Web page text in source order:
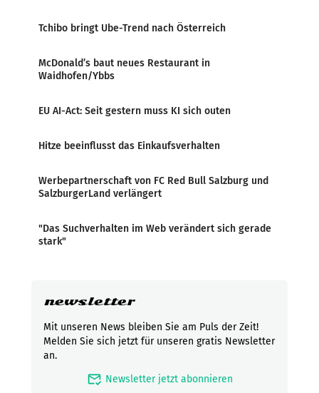
Tchibo bringt Ube-Trend nach Österreich
McDonald’s baut neues Restaurant in
Waidhofen/Ybbs
EU AI-Act: Seit gestern muss KI sich outen
Hitze beeinflusst das Einkaufsverhalten
Werbepartnerschaft von FC Red Bull Salzburg und
SalzburgerLand verlängert
"Das Suchverhalten im Web verändert sich gerade
stark"
newsletter
Mit unseren News bleiben Sie am Puls der Zeit!
Melden Sie sich jetzt für unseren gratis Newsletter
an.
mark_email_read Newsletter jetzt abonnieren